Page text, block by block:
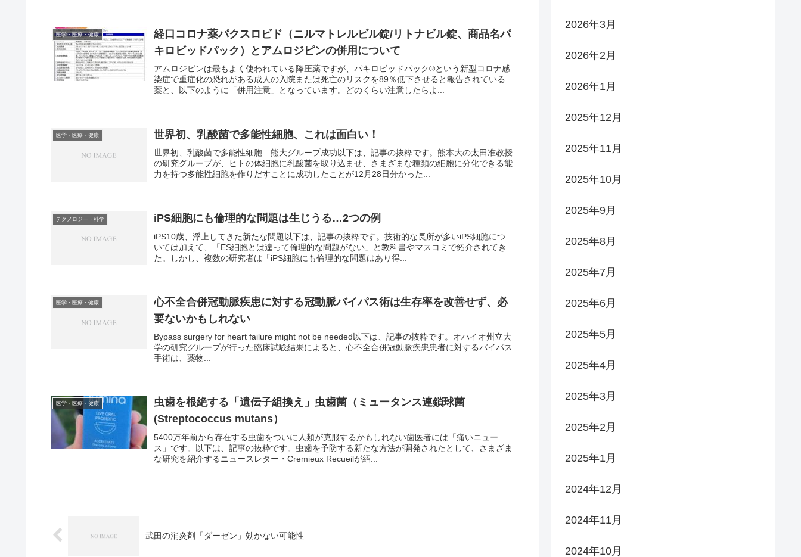
医学・医療・健康
経口コロナ薬パクスロビド（ニルマトレルビル錠/リトナビル錠、商品名パ
キロビッドパック）とアムロジピンの併用について
アムロジピンは最もよく使われている降圧薬ですが、パキロビッドパック®という新型コロナ感
染症で重症化の恐れがある成人の入院または死亡のリスクを89％低下させると報告されている
薬と、以下のように「併用注意」となっています。どのくらい注意したらよ...
医学・医療・健康 世界初、乳酸菌で多能性細胞、これは面白い！
世界初、乳酸菌で多能性細胞 熊大グループ成功以下は、記事の抜粋です。熊本大の太田准教授
の研究グループが、ヒトの体細胞に乳酸菌を取り込ませ、さまざまな種類の細胞に分化できる能
力を持つ多能性細胞を作りだすことに成功したことが12月28日分かった...
テクノロジー・科学 iPS細胞にも倫理的な問題は生じうる…2つの例
iPS10歳、浮上してきた新たな問題以下は、記事の抜粋です。技術的な長所が多いiPS細胞につ
いては加えて、「ES細胞とは違って倫理的な問題がない」と教科書やマスコミで紹介されてき
た。しかし、複数の研究者は「iPS細胞にも倫理的な問題はあり得...
医学・医療・健康
心不全合併冠動脈疾患に対する冠動脈バイパス術は生存率を改善せず、必
要ないかもしれない
Bypass surgery for heart failure might not be needed以下は、記事の抜粋です。オハイオ州立大
学の研究グループが行った臨床試験結果によると、心不全合併冠動脈疾患患者に対するバイパス
手術は、薬物...
医学・医療・健康
虫歯を根絶する「遺伝子組換え」虫歯菌（ミュータンス連鎖球菌
(Streptococcus mutans）
5400万年前から存在する虫歯をついに人類が克服するかもしれない歯医者には「痛いニュー
ス」です。以下は、記事の抜粋です。虫歯を予防する新たな方法が開発されたとして、さまざま
な研究を紹介するニュースレター・Cremieux Recueilが紹...
武田の消炎剤「ダーゼン」効かない可能性
2026年3月
2026年2月
2026年1月
2025年12月
2025年11月
2025年10月
2025年9月
2025年8月
2025年7月
2025年6月
2025年5月
2025年4月
2025年3月
2025年2月
2025年1月
2024年12月
2024年11月
2024年10月